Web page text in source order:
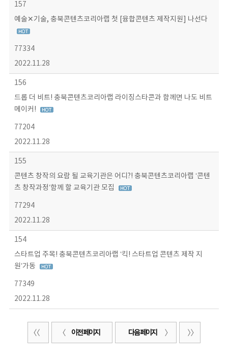
157
예술✕기술, 충북콘텐츠코리아랩 첫 [융합콘텐츠 제작지원] 나선다
77334
2022.11.28
156
드롭 더 비트! 충북콘텐츠코리아랩 라이징스타콘과 함께면 나도 비트
메이커!
77204
2022.11.28
155
콘텐츠 창작의 요람 될 교육기관은 어디?! 충북콘텐츠코리아랩 ‘콘텐
츠 창작과정’함께 할 교육기관 모집
77294
2022.11.28
154
스타트업 주목! 충북콘텐츠코리아랩 ‘킥! 스타트업 콘텐츠 제작 지
원’가동
77349
2022.11.28
이전 페이지 다음 페이지